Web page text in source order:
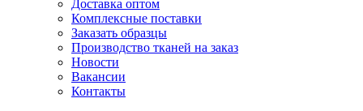
Доставка оптом
Комплексные поставки
Заказать образцы
Производство тканей на заказ
Новости
Вакансии
Контакты